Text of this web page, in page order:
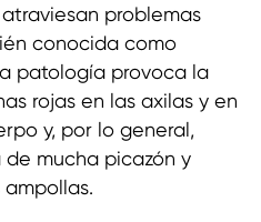
problemas
conocida como
patología provoca la
rojas en las axilas y en
y, por lo general,
mucha picazón y